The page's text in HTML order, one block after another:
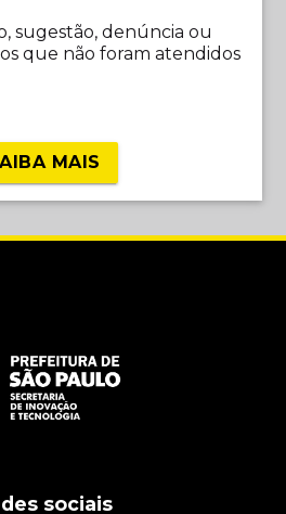
sugestão, denúncia ou
que não foram atendidos
MAIS
sociais